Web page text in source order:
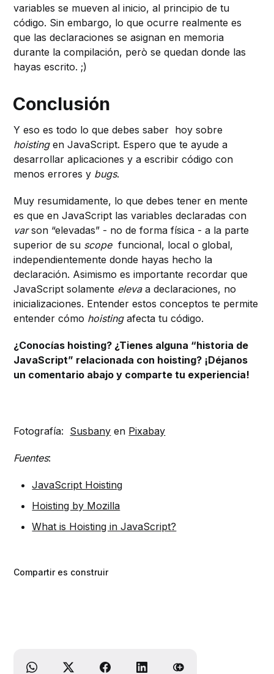
variables se mueven al inicio, al principio de tu
código. Sin embargo, lo que ocurre realmente es
que las declaraciones se asignan en memoria
durante la compilación, però se quedan donde las
hayas escrito. ;)
Conclusión
Y eso es todo lo que debes saber hoy sobre
hoistingen JavaScript. Espero que te ayude a
desarrollar aplicaciones y a escribir código con
menos errores y bugs.
Muy resumidamente, lo que debes tener en mente
es que en JavaScript las variables declaradas con
varson “elevadas” - no de forma física - a la parte
superior de su scopefuncional, local o global,
independientemente donde hayas hecho la
declaración. Asimismo es importante recordar que
JavaScript solamente elevaa declaraciones, no
inicializaciones. Entender estos conceptos te permite
entender cómo hoistingafecta tu código.
¿Conocías hoisting? ¿Tienes alguna “historia de
JavaScript” relacionada con hoisting? ¡Déjanos
un comentario abajo y comparte tu experiencia!
Fotografía: Susbany en Pixabay
Fuentes:
JavaScript Hoisting
Hoisting by Mozilla
What is Hoisting in JavaScript?
Compartir es construir